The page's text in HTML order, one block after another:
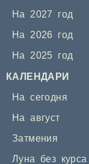
На 2027 год
На 2026 год
На 2025 год
КАЛЕНДАРИ
На сегодня
На август
Затмения
Луна без курса